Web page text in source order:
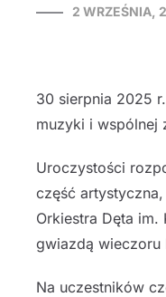
2 WRZEŚNIA,
30 sierpnia 2025
muzyki i wspólnej
Uroczystości
część
Orkiestra Dęta im.
gwiazdą wieczoru
Na uczestników